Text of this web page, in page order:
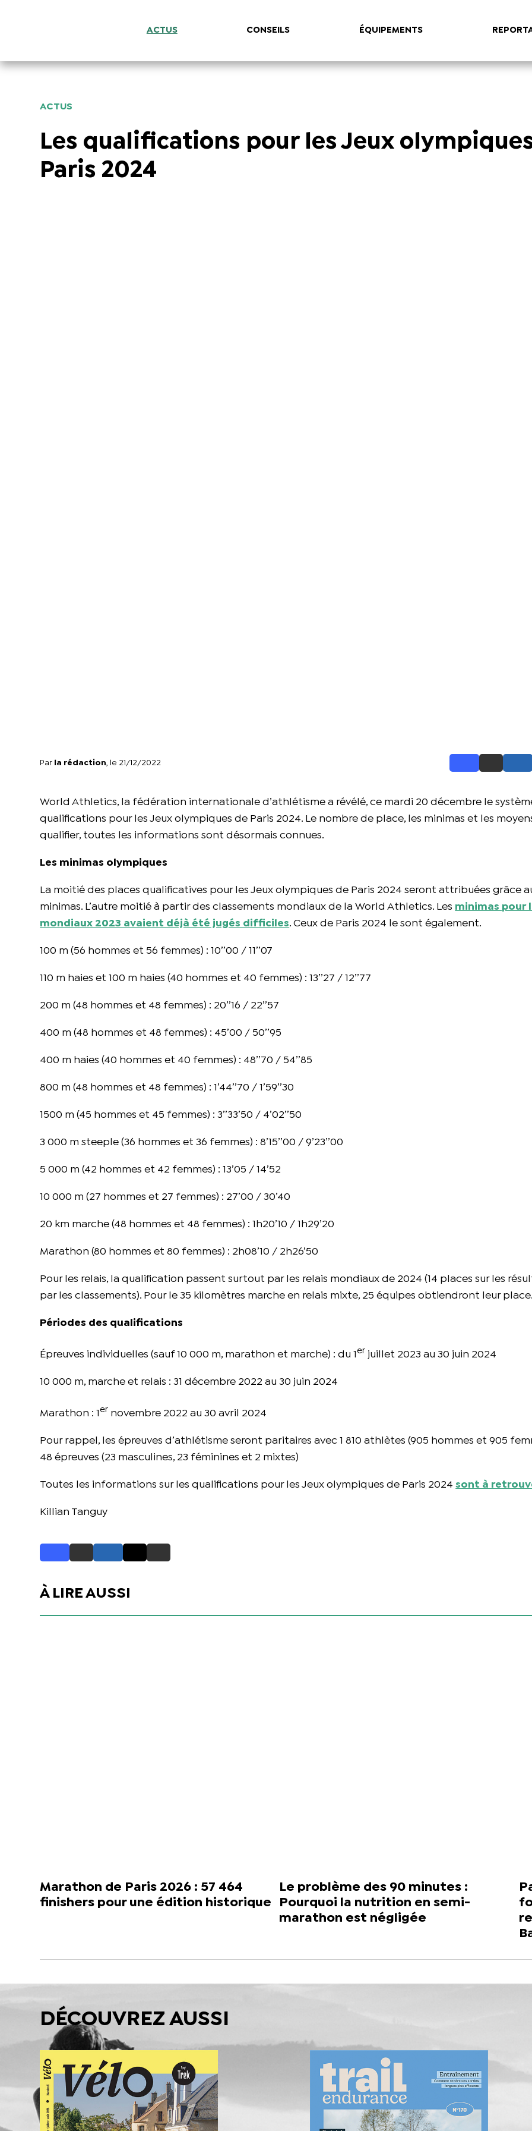
ACTUS CONSEILS ÉQUIPEMENTS
ACTUS
Les qualifications pour les Jeux
Paris 2024
Par la rédaction , le 21/12/2022
World Athletics, la fédération internationale d’athlétisme a révélé, ce mardi 20 décembre le
qualifications pour les Jeux olympiques de Paris 2024. Le nombre de place, les minimas et les
qualifier, toutes les informations sont désormais connues.
Les minimas olympiques
La moitié des places qualificatives pour les Jeux olympiques de Paris 2024 seront attribuées grâce
minimas. L’autre moitié à partir des classements mondiaux de la World Athletics. Les minimas pour
mondiaux 2023 avaient déjà été jugés difficiles. Ceux de Paris 2024 le sont également.
100 m (56 hommes et 56 femmes) : 10’’00 / 11’’07
110 m haies et 100 m haies (40 hommes et 40 femmes) : 13’’27 / 12’’77
200 m (48 hommes et 48 femmes) : 20’’16 / 22’’57
400 m (48 hommes et 48 femmes) : 45’00 / 50’’95
400 m haies (40 hommes et 40 femmes) : 48’’70 / 54’’85
800 m (48 hommes et 48 femmes) : 1’44’’70 / 1’59’’30
1500 m (45 hommes et 45 femmes) : 3’’33’50 / 4’02’’50
3 000 m steeple (36 hommes et 36 femmes) : 8’15’’00 / 9’23’’00
5 000 m (42 hommes et 42 femmes) : 13’05 / 14’52
10 000 m (27 hommes et 27 femmes) : 27’00 / 30’40
20 km marche (48 hommes et 48 femmes) : 1h20’10 / 1h29’20
Marathon (80 hommes et 80 femmes) : 2h08’10 / 2h26’50
Pour les relais, la qualification passent surtout par les relais mondiaux de 2024 (14 places sur les
par les classements). Pour le 35 kilomètres marche en relais mixte, 25 équipes obtiendront leur place.
Périodes des qualifications
Épreuves individuelles (sauf 10 000 m, marathon et marche) : du 1 er juillet 2023 au 30 juin 2024
10 000 m, marche et relais : 31 décembre 2022 au 30 juin 2024
Marathon : 1 er novembre 2022 au 30 avril 2024
Pour rappel, les épreuves d’athlétisme seront paritaires avec 1 810 athlètes (905 hommes et 905
48 épreuves (23 masculines, 23 féminines et 2 mixtes)
Toutes les informations sur les qualifications pour les Jeux olympiques de Paris 2024sont à
Killian Tanguy
À LIRE AUSSI
Marathon de Paris 2026 : 57 464
finishers pour une édition historique
Le problème des 90 minutes :
Pourquoi la nutrition en semi-
marathon est négligée
DÉCOUVREZ AUSSI